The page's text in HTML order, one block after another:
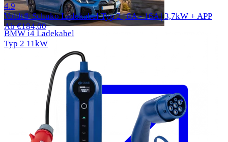
BMW i4 Ladekabel
Typ 2 11kW
4.91000 Bewertungen
Voldt® Schuko Ladekabel Typ 2 | 8A - 16A | 3,7kW + APP
Ab €184,00